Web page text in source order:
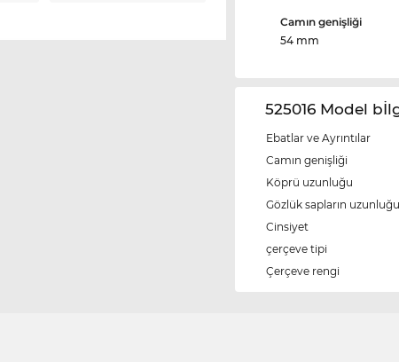
Camın genişliği
54 mm
525016 Model
Ebatlar ve Ayrıntılar
Camın genişliği
Köprü uzunluğu
Gözlük sapların uzunluğu
Cinsiyet
çerçeve tipi
Çerçeve rengi